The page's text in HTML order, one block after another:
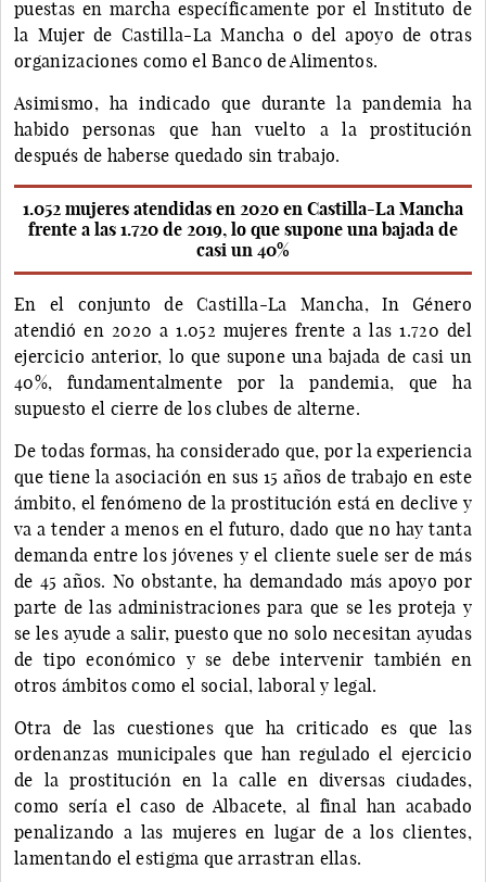
puestas en marcha específicamente por el Instituto de
la Mujer de Castilla-La Mancha o del apoyo de otras
organizaciones como el Banco de Alimentos.
Asimismo, ha indicado que durante la pandemia ha
habido personas que han vuelto a la prostitución
después de haberse quedado sin trabajo.
1.052 mujeres atendidas en 2020 en Castilla-La Mancha
frente a las 1.720 de 2019, lo que supone una bajada de
casi un 40%
En el conjunto de Castilla-La Mancha, In Género
atendió en 2020 a 1.052 mujeres frente a las 1.720 del
ejercicio anterior, lo que supone una bajada de casi un
40%, fundamentalmente por la pandemia, que ha
supuesto el cierre de los clubes de alterne.
De todas formas, ha considerado que, por la experiencia
que tiene la asociación en sus 15 años de trabajo en este
ámbito, el fenómeno de la prostitución está en declive y
va a tender a menos en el futuro, dado que no hay tanta
demanda entre los jóvenes y el cliente suele ser de más
de 45 años. No obstante, ha demandado más apoyo por
parte de las administraciones para que se les proteja y
se les ayude a salir, puesto que no solo necesitan ayudas
de tipo económico y se debe intervenir también en
otros ámbitos como el social, laboral y legal.
Otra de las cuestiones que ha criticado es que las
ordenanzas municipales que han regulado el ejercicio
de la prostitución en la calle en diversas ciudades,
como sería el caso de Albacete, al final han acabado
penalizando a las mujeres en lugar de a los clientes,
lamentando el estigma que arrastran ellas.